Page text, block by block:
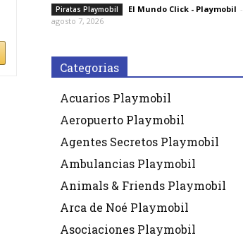
Piratas Playmobil El Mundo Click - Playmobil -
agosto 7, 2026
Categorias
Acuarios Playmobil
Aeropuerto Playmobil
Agentes Secretos Playmobil
Ambulancias Playmobil
Animals & Friends Playmobil
Arca de Noé Playmobil
Asociaciones Playmobil